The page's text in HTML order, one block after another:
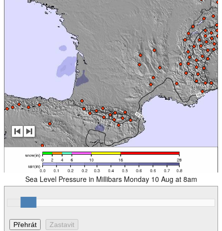
Sea Level Pressure in Millibars Monday 10 Aug at 8am